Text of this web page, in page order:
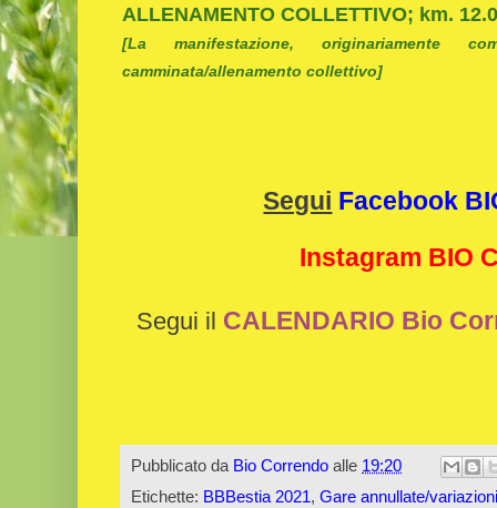
ALLENAMENTO COLLETTIVO; km.
[La manifestazione, originariamente
camminata/allenamento collettivo]
Segui Facebook
Instagram BIO
Segui il CALENDARIO Bio
Pubblicato da Bio Correndo alle 19:20
Etichette: BBBestia 2021, Gare annullate/variazioni